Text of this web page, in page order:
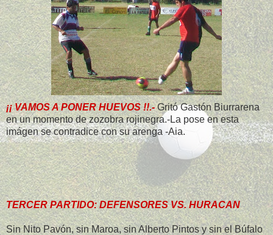
¡¡ VAMOS A PONER HUEVOS !!.-Gritó Gastón Biurrarena
en un momento de zozobra rojinegra.-La pose en esta
imágen se contradice con su arenga -Aia.
TERCER PARTIDO: DEFENSORES VS. HURACAN
Sin Nito Pavón, sin Maroa, sin Alberto Pintos y sin el Búfalo